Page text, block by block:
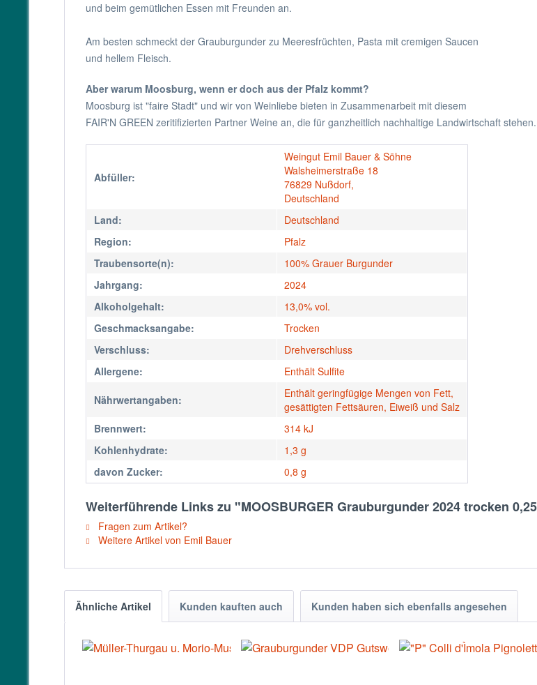
und beim gemütlichen Essen mit Freunden an.
Am besten schmeckt der Grauburgunder zu Meeresfrüchten, Pasta mit cremigen Saucen
und hellem Fleisch.
Aber warum Moosburg, wenn er doch aus der Pfalz kommt?
Moosburg ist "faire Stadt" und wir von Weinliebe bieten in Zusammenarbeit mit diesem
FAIR'N GREEN zeritifizierten Partner Weine an, die für ganzheitlich nachhaltige Landwirtschaft stehen.
Abfüller:
Weingut Emil Bauer & Söhne
Walsheimerstraße 18
76829 Nußdorf,
Deutschland
Land:
Deutschland
Region:
Pfalz
Traubensorte(n):
100% Grauer Burgunder
Jahrgang:
2024
Alkoholgehalt:
13,0% vol.
Geschmacksangabe:
Trocken
Verschluss:
Drehverschluss
Allergene:
Enthält Sulfite
Nährwertangaben:
Enthält geringfügige Mengen von Fett,
gesättigten Fettsäuren, Eiweiß und Salz
Brennwert:
314 kJ
Kohlenhydrate:
1,3 g
davon Zucker:
0,8 g
Weiterführende Links zu "MOOSBURGER Grauburgunder 2024 trocken
Fragen zum Artikel?
Weitere Artikel von Emil Bauer
Ähnliche Artikel Kunden kauften auch Kunden haben sich ebenfalls angesehen